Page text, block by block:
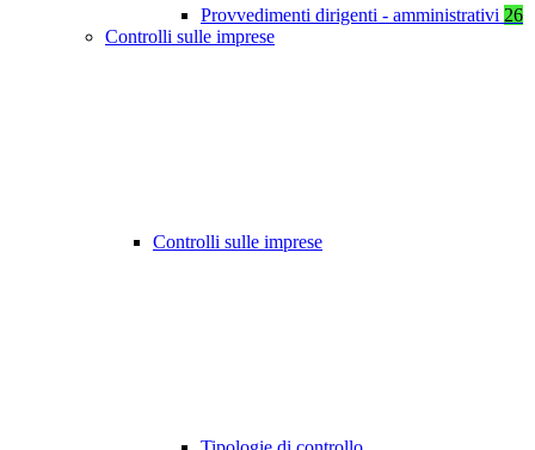
Provvedimenti dirigenti - amministrativi 26
Controlli sulle imprese
Controlli sulle imprese